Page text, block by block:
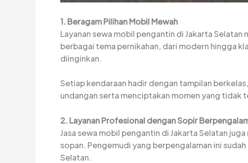
1. Beragam Pilihan Mobil Mewah
Layanan sewa mobil pengantin di Jakarta
berbagai tema pernikahan, dari modern hingga
diinginkan.
Setiap kendaraan hadir dengan tampilan
undangan serta menciptakan momen yang tidak
2. Layanan Profesional dengan Sopir
Jasa sewa mobil pengantin di Jakarta Selatan
sopan. Pengemudi yang berpengalaman ini
Selatan.